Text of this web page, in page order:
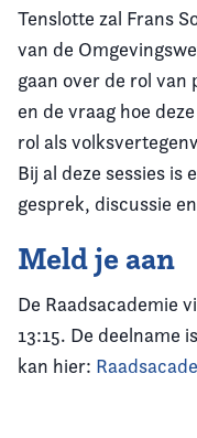
Tenslotte zal Frans
van de
gaan over de rol
en de vraag hoe
rol als
Bij al deze sessies
gesprek, discussie
Meld je aan
De Raadsacademie
13:15. De deelname
kan hier: